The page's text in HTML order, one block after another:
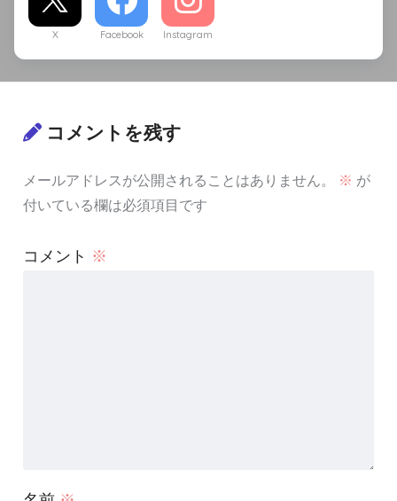
X Facebook Instagram
コメントを残す
メールアドレスが公開されることはありません。 ※ が
付いている欄は必須項目です
コメント ※